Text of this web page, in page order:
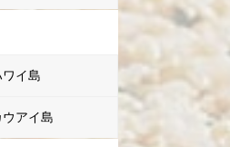
ワイ島
ウアイ島